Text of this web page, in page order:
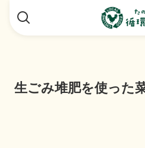
生ごみ堆肥を使った